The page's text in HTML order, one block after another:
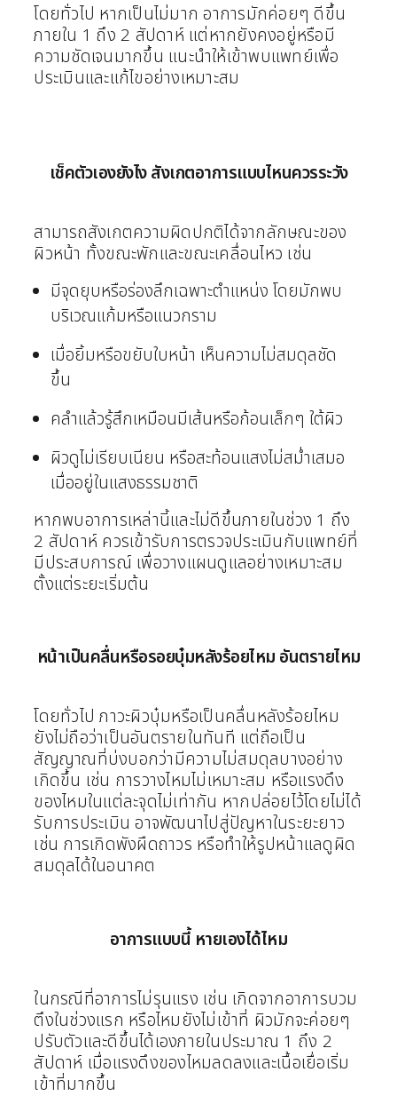
โดยทั่วไป หากเป็นไม่มาก อาการมักค่อยๆ ดีขึ้น
ภายใน 1 ถึง 2 สัปดาห์ แต่หากยังคงอยู่หรือมี
ความชัดเจนมากขึ้น แนะนำให้เข้าพบแพทย์เพื่อ
ประเมินและแก้ไขอย่างเหมาะสม
เช็คตัวเองยังไง สังเกตอาการแบบไหนควรระวัง
สามารถสังเกตความผิดปกติได้จากลักษณะของ
ผิวหน้า ทั้งขณะพักและขณะเคลื่อนไหว เช่น
มีจุดยุบหรือร่องลึกเฉพาะตำแหน่ง โดยมักพบ
บริเวณแก้มหรือแนวกราม
เมื่อยิ้มหรือขยับใบหน้า เห็นความไม่สมดุลชัด
ขึ้น
คลำแล้วรู้สึกเหมือนมีเส้นหรือก้อนเล็กๆ ใต้ผิว
ผิวดูไม่เรียบเนียน หรือสะท้อนแสงไม่สม่ำเสมอ
เมื่ออยู่ในแสงธรรมชาติ
หากพบอาการเหล่านี้และไม่ดีขึ้นภายในช่วง 1 ถึง
2 สัปดาห์ ควรเข้ารับการตรวจประเมินกับแพทย์ที่
มีประสบการณ์ เพื่อวางแผนดูแลอย่างเหมาะสม
ตั้งแต่ระยะเริ่มต้น
หน้าเป็นคลื่นหรือรอยบุ๋มหลังร้อยไหม อันตรายไหม
โดยทั่วไป ภาวะผิวบุ๋มหรือเป็นคลื่นหลังร้อยไหม
ยังไม่ถือว่าเป็นอันตรายในทันที แต่ถือเป็น
สัญญาณที่บ่งบอกว่ามีความไม่สมดุลบางอย่าง
เกิดขึ้น เช่น การวางไหมไม่เหมาะสม หรือแรงดึง
ของไหมในแต่ละจุดไม่เท่ากัน หากปล่อยไว้โดยไม่ได้
รับการประเมิน อาจพัฒนาไปสู่ปัญหาในระยะยาว
เช่น การเกิดพังผืดถาวร หรือทำให้รูปหน้าแลดูผิด
สมดุลได้ในอนาคต
อาการแบบนี้ หายเองได้ไหม
ในกรณีที่อาการไม่รุนแรง เช่น เกิดจากอาการบวม
ตึงในช่วงแรก หรือไหมยังไม่เข้าที่ ผิวมักจะค่อยๆ
ปรับตัวและดีขึ้นได้เองภายในประมาณ 1 ถึง 2
สัปดาห์ เมื่อแรงดึงของไหมลดลงและเนื้อเยื่อเริ่ม
เข้าที่มากขึ้น